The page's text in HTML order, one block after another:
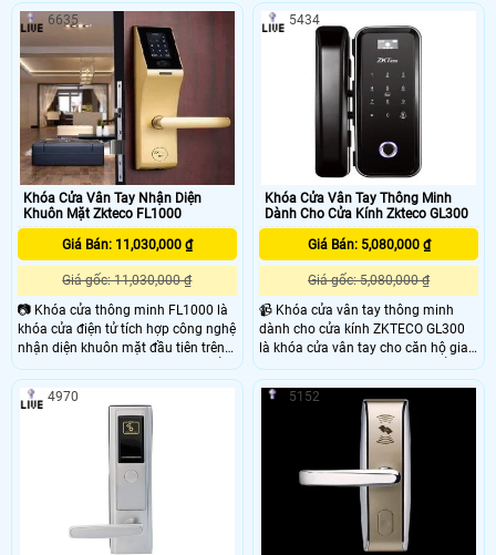
kiểu dáng thiết kế đẹp cùng tính
năng bảo mật cao. Sử dụng công
nghệ đọc thẻ RFID, với thẻ Mifare-1
tiên tiến 13,56 mhz. Chất liệu bằng
thép không gỉ mang đến độ bền
cao. Đáp ứng đầy đủ tiêu chuẩn của
Mỹ. Khóa ZKTeco LH1000 xứng
đáng là sản phẩm cao cấp, ưa
chuộng trên thị trường
dáng thiết kế đẹp cùng tính năng
bảo mật cao. Sử dụng công nghệ
đọc thẻ RFID, với thẻ Mifare-1 tiên
tiến 13,56 mhz. Chất liệu bằng thép
không gỉ mang đến độ bền cao. Đáp
ứng đầy đủ tiêu chuẩn của Mỹ. Khóa
ZKTeco LH7000 xứng đáng là sản
phẩm cao cấp, ưa chuộng trên thị
Khóa Cửa Vân Tay Nhận Diện
Khuôn Mặt Zkteco FL1000
Giá Bán: 11,030,000 ₫
Giá gốc: 11,030,000 ₫
📷 Khóa cửa thông minh FL1000 là
khóa cửa điện tử tích hợp công nghệ
nhận diện khuôn mặt đầu tiên trên
thế giới. Thân khóa theo tiêu chuẩn
Châu Âu có 5 chốt, chốt chết sẽ tự
động khóa sau khi cửa đóng. Có 4
cách mỡ khóa khuôn mặt, mật
khẩu, thẻ, chìa khóa cơ.
6635
Khóa Cửa Vân Tay Thông Minh
Dành Cho Cửa Kính Zkteco GL300
Giá Bán: 5,080,000 ₫
Giá gốc: 5,080,000 ₫
📹 Khóa cửa vân tay thông minh
dành cho cửa kính ZKTECO GL300
là khóa cửa vân tay cho căn hộ gia
đình chính hãng. Dòng sản phẩm
chuyên dụng dùng cho cửa kính
cường lực sử dụng vân tay, thẻ, mật
mã và điều khiển từ xa để mở khóa.
5434
4970 5152